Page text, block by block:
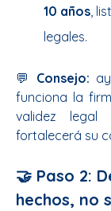
10 años,
legales.
💬 Consejo:
funciona la
validez legal
fortalecerá su
🤝 Paso 2:
hechos, no